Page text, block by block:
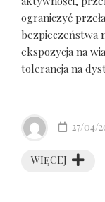
ograniczyć
bezpieczeństwa
ekspozycja na
tolerancja na
WIĘCEJ
27/04/